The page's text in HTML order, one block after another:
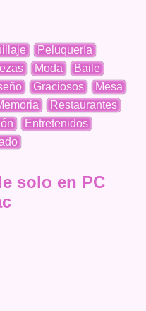
Peluquería
Moda
Baile
Graciosos
Mesa
Restaurantes
Entretenidos
solo en PC